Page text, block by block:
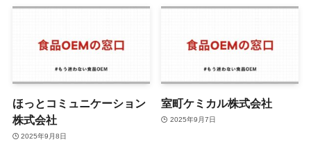
ほっとコミュニケーション
株式会社
2025年9月8日
室町ケミカル株式会社
2025年9月7日